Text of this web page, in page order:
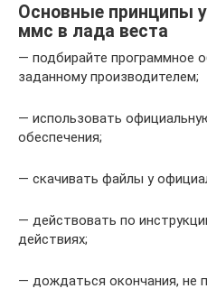
Основные принципы
ммс в лада веста
— подбирайте программное
заданному производителем;
— использовать
обеспечения;
— скачивать файлы у
— действовать по
действиях;
— дождаться окончания, не